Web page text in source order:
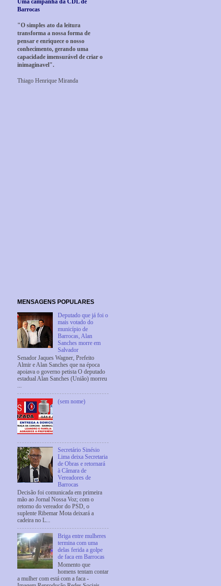
Uma campanha da CDL de
Barrocas
"O simples ato da leitura
transforma a nossa forma de
pensar e enriquece o nosso
conhecimento, gerando uma
capacidade imensurável de criar o
inimaginavel".
Thiago Henrique Miranda
MENSAGENS POPULARES
Deputado que já foi o
mais votado do
município de
Barrocas, Alan
Sanches morre em
Salvador
Senador Jaques Wagner, Prefeito
Almir e Alan Sanches que na época
apoiava o governo petista O deputado
estadual Alan Sanches (União) morreu
...
(sem nome)
Secretário Sinésio
Lima deixa Secretaria
de Obras e retornará
à Câmara de
Vereadores de
Barrocas
Decisão foi comunicada em primeira
mão ao Jornal Nossa Voz; com o
retorno do vereador do PSD, o
suplente Ribemar Mota deixará a
cadeira no L...
Briga entre mulheres
termina com uma
delas ferida a golpe
de faca em Barrocas
Momento que
homens tentam contar
a mulher com está com a faca -